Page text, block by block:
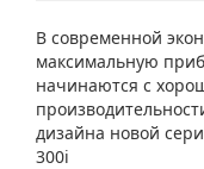
В современной
максимальную
начинаются с
дизайна новой
300i